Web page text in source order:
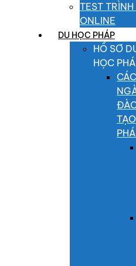
TEST
ONLINE
DU HỌC PHÁP
HỒ SƠ
HỌC
CÁC